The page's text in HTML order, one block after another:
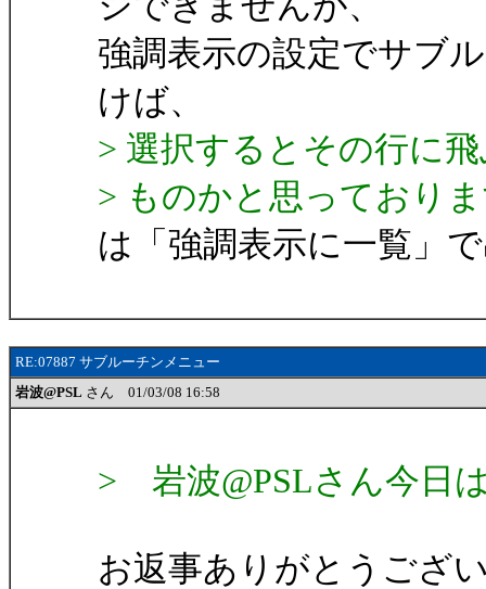
強調表示の設定でサブ
けば、
> 選択するとその行に
> ものかと思っており
は「強調表示に一覧」
RE:07887 サブルーチンメニュー
岩波@PSL さん 01/03/08 16:58
> 岩波@PSLさん今日
お返事ありがとうござ